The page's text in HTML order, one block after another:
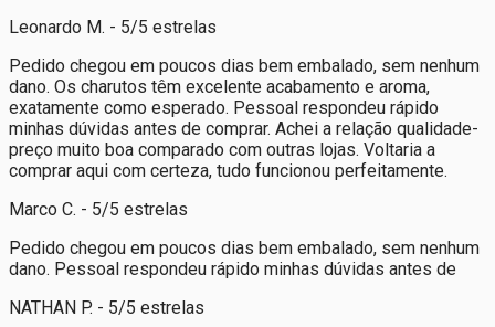
Leonardo M. - 5/5 estrelas
Pedido chegou em poucos dias bem embalado, sem nenhum
dano. Os charutos têm excelente acabamento e aroma,
exatamente como esperado. Pessoal respondeu rápido
minhas dúvidas antes de comprar. Achei a relação qualidade-
preço muito boa comparado com outras lojas. Voltaria a
comprar aqui com certeza, tudo funcionou perfeitamente.
Marco C. - 5/5 estrelas
Pedido chegou em poucos dias bem embalado, sem nenhum
dano. Pessoal respondeu rápido minhas dúvidas antes de
NATHAN P. - 5/5 estrelas